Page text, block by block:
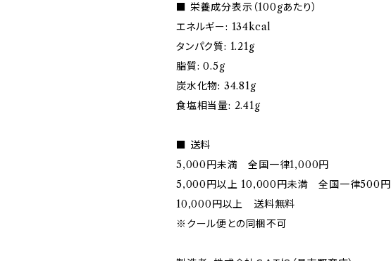
■ 栄養成分表示（100gあたり）
エネルギー: 134kcal
タンパク質: 1.21g
脂質: 0.5g
炭水化物: 34.81g
食塩相当量: 2.41g
■ 送料
5,000円未満 全国一律1,000円
5,000円以上 10,000円未満 全国一律500円
10,000円以上 送料無料
※クール便との同梱不可